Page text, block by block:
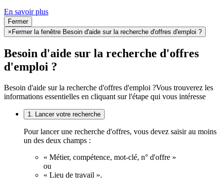
En savoir plus
Fermer
× Fermer la fenêtre Besoin d'aide sur la recherche d'offres d'emploi ?
Besoin d'aide sur la recherche d'offres
d'emploi ?
Besoin d'aide sur la recherche d'offres d'emploi ?Vous trouverez les
informations essentielles en cliquant sur l'étape qui vous intéresse
1. Lancer votre recherche
Pour lancer une recherche d'offres, vous devez saisir au moins
un des deux champs :
« Métier, compétence, mot-clé, n° d'offre »
ou
« Lieu de travail ».